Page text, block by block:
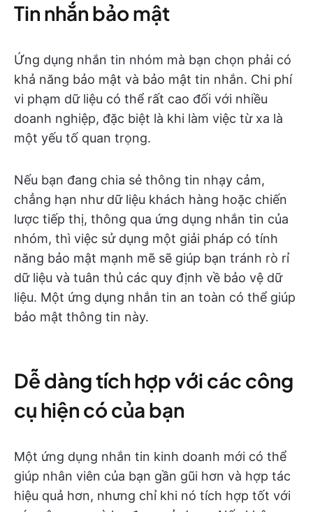
Tin nhắn bảo mật
Ứng dụng nhắn tin nhóm mà bạn chọn phải có
khả năng bảo mật và bảo mật tin nhắn. Chi phí
vi phạm dữ liệu có thể rất cao đối với nhiều
doanh nghiệp, đặc biệt là khi làm việc từ xa là
một yếu tố quan trọng.
Nếu bạn đang chia sẻ thông tin nhạy cảm,
chẳng hạn như dữ liệu khách hàng hoặc chiến
lược tiếp thị, thông qua ứng dụng nhắn tin của
nhóm, thì việc sử dụng một giải pháp có tính
năng bảo mật mạnh mẽ sẽ giúp bạn tránh rò rỉ
dữ liệu và tuân thủ các quy định về bảo vệ dữ
liệu. Một ứng dụng nhắn tin an toàn có thể giúp
bảo mật thông tin này.
Dễ dàng tích hợp với các công
cụ hiện có của bạn
Một ứng dụng nhắn tin kinh doanh mới có thể
giúp nhân viên của bạn gần gũi hơn và hợp tác
hiệu quả hơn, nhưng chỉ khi nó tích hợp tốt với